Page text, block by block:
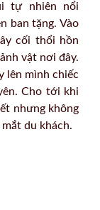
tự nhiên nổi
ban tặng. Vào
cối thổi hồn
vật nơi đây.
lên mình chiếc
Cho tới khi
nhưng không
du khách.